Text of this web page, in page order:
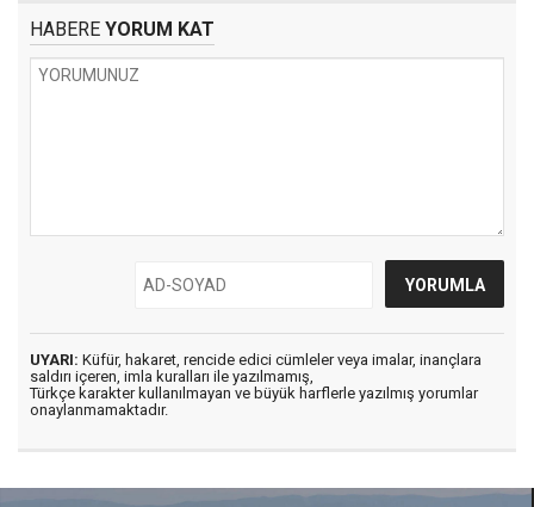
HABERE YORUM KAT
UYARI: Küfür, hakaret, rencide edici cümleler veya imalar, inançlara
saldırı içeren, imla kuralları ile yazılmamış,
Türkçe karakter kullanılmayan ve büyük harflerle yazılmış yorumlar
onaylanmamaktadır.